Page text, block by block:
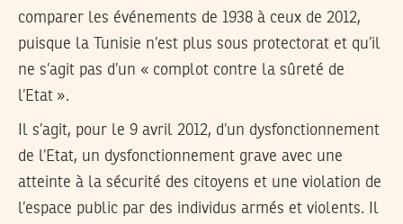
comparer les événements de 1938 à ceux de 2012,
puisque la Tunisie n’est plus sous protectorat et qu’il
ne s’agit pas d’un « complot contre la sûreté de
l’Etat ».
Il s’agit, pour le 9 avril 2012, d’un dysfonctionnement
de l’Etat, un dysfonctionnement grave avec une
atteinte à la sécurité des citoyens et une violation de
l’espace public par des individus armés et violents. Il